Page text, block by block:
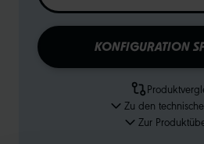
KONFIGURATION
Zu den
Zur